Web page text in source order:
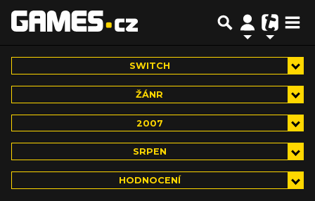
SWITCH
ŽÁNR
2007
SRPEN
HODNOCENÍ